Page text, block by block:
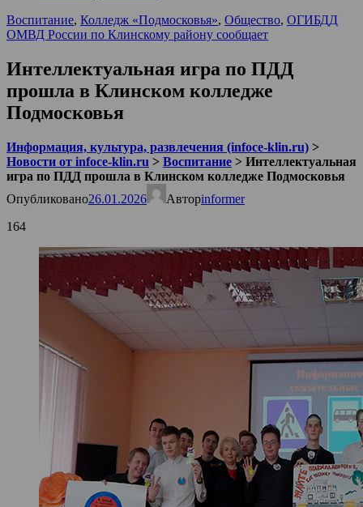
Воспитание, Колледж «Подмосковья», Общество, ОГИБДД
ОМВД России по Клинскому району сообщает
Интеллектуальная игра по ПДД
прошла в Клинском колледже
Подмосковья
Информация, культура, развлечения (infoce-klin.ru) >
Новости от infoce-klin.ru > Воспитание > Интеллектуальная
игра по ПДД прошла в Клинском колледже Подмосковья
Опубликовано26.01.2026 Авторinformer
164